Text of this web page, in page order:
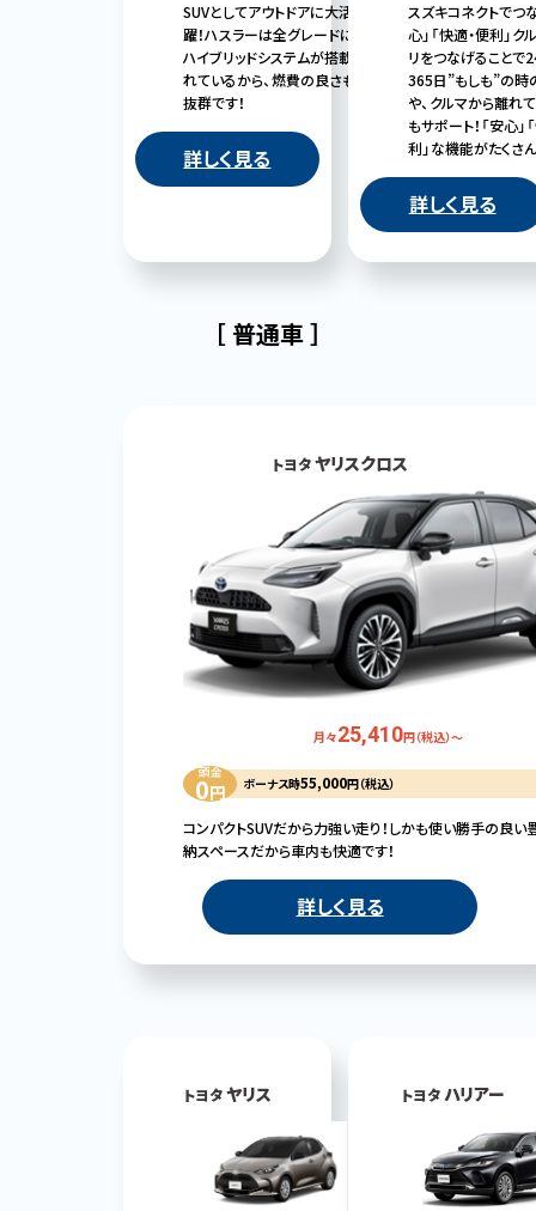
SUVとしてアウトドアに大活
躍！ハスラーは全グレードに
ハイブリッドシステムが搭載さ
れているから、燃費の良さも
抜群です！
詳しく見る
スズキコネクトでつ
心」「快適・便利」ク
リをつなげることで
365日”もしも”の時
や、クルマから離れ
もサポート！「安心」
利」な機能がたくさん
詳しく見る
［ 普通車 ］
トヨタヤリスクロス
月々25,410円（税込）～
頭金
0円 ボーナス時55,000円（税込）
コンパクトSUVだから力強い走り！しかも使い勝手の良い
納スペースだから車内も快適です！
詳しく見る
トヨタヤリス トヨタ ハリアー